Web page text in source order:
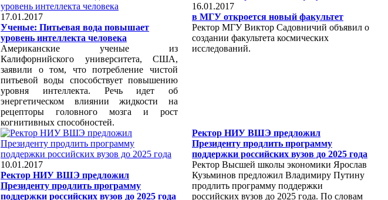
17.01.2017
Ученые: Питьевая вода повышает
уровень интеллекта человека
Американские ученые из
Калифорнийского университета, США,
заявили о том, что потребление чистой
питьевой воды способствует повышению
уровня интеллекта. Речь идет об
энергетическом влиянии жидкости на
рецепторы головного мозга и рост
когнитивных способностей.
16.01.2017
в МГУ откроется новый факультет
Ректор МГУ Виктор Садовничий объявил о
создании факультета космических
исследований.
10.01.2017
Ректор НИУ ВШЭ предложил
Президенту продлить программу
поддержки российских вузов до 2025 года
Ректор НИУ ВШЭ предложил
Президенту продлить программу
поддержки российских вузов до 2025 года
Ректор Высшей школы экономики Ярослав
Кузьминов предложил Владимиру Путину
продлить программу поддержки
российских вузов до 2025 года. По словам